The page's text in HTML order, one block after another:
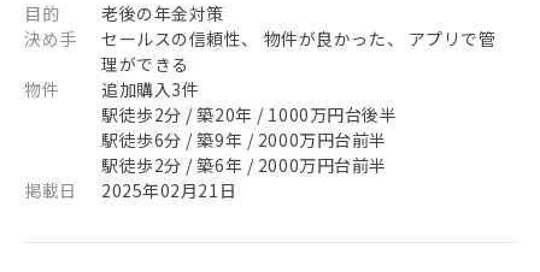
目的
老後の年金対策
決め手
セールスの信頼性、 物件が良かった、 アプリで管
理ができる
物件
追加購入3件
駅徒歩2分 / 築20年 / 1000万円台後半
駅徒歩6分 / 築9年 / 2000万円台前半
駅徒歩2分 / 築6年 / 2000万円台前半
掲載日
2025年02月21日